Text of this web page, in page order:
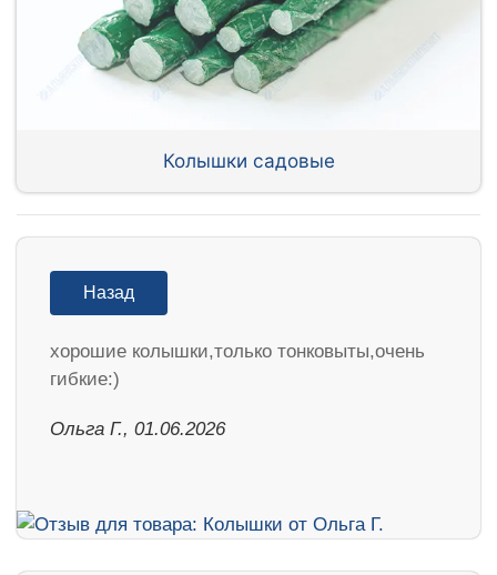
Колышки садовые
Назад
хорошие колышки,только тонковыты,очень
гибкие:)
Ольга Г., 01.06.2026